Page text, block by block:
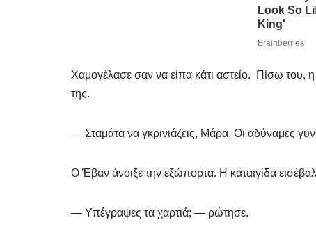
Χαμογέλασε σαν να είπα κάτι αστείο. Πίσω του,
της.
— Σταμάτα να γκρινιάζεις, Μάρα. Οι αδύναμες
Ο Έβαν άνοιξε την εξώπορτα. Η καταιγίδα
— Υπέγραψες τα χαρτιά; — ρώτησε.